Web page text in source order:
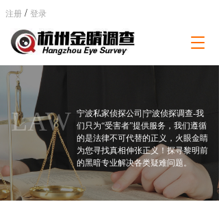
注册 / 登录
T
e
n
a
v
i
a
LAW 宁波私家侦探公司|宁波侦探调查-我
们只为“受害者”提供服务，我们遵循
的是法律不可代替的正义，火眼金睛
为您寻找真相伸张正义！探寻黎明前
的黑暗专业解决各类疑难问题。